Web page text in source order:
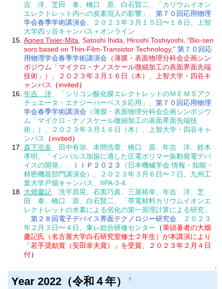
吉 洋、芝田 泰、橋口 原、白石賢二、「カリウムイオン
エレクトレット内への炭素混入の影響」、第７０回応用物理
学会春季学術講演会 、２０２３年３月１５日〜１８日、上智
大学四ッ谷キャンパス＋オンライン
Agnes Tixier-Mita , Satoshi Ihida, Hiroshi Toshiyoshi, "Bio-sen
sors based on Thin-Film-Transistor Technology,"第７０回応
用物理学会春季学術講演会 （薄膜・表面物理分科会企画シン
ポジウム「マイクロ・ナノスケール微細加工の表面界面先端
技術」）、２０２３年３月１６日（木）、上智大学・四谷キ
ャンパス
（invited）
年吉 洋 、「シリコン酸化膜エレクトレットのＭＥＭＳアク
チュエータ・エナジーハーベスタ応用」、第７０回応用物理
学会春季学術講演会 （薄膜・表面物理分科会企画シンポジウ
ム「マイクロ・ナノスケール微細加工の表面界面先端技
術」）、２０２３年３月１６日（木）、上智大学・四谷キャ
ンパス
（invited）
森下浩多 、田中有弥、本間浩章、橋口 原、年吉 洋、鈴木
孝明、「インパルス加振に適した圧電ポリマー振動発電デバ
イスの開発」、
ＩＩＰ２０２３
（日本機械学会 情報・知能・
精密機器部門講演会）、２０２３年３月６日〜７日、九州工
業大学戸畑キャンパス、IIPA-3-4.
大畑慶記 、洗平昌晃、石黒巧真、三屋裕幸、年吉 洋、芝
田 泰、橋口 原、白石賢二、「帯電材料カリウムイオンエ
レクトレットの水素による劣化の第一原理計算による研究」
第２８回電子デバイス界面テクノロジー研究会 、２０２３
年２月３日〜４日、東レ総合研修センター （筆頭著者の大畑
慶記氏（名古屋大学白石研究室修士２年生）が本講演により
「若手奨励賞（安田幸夫賞）」を受賞、２０２３年２月４日
付）
↑
Year 2022（令和４年） †